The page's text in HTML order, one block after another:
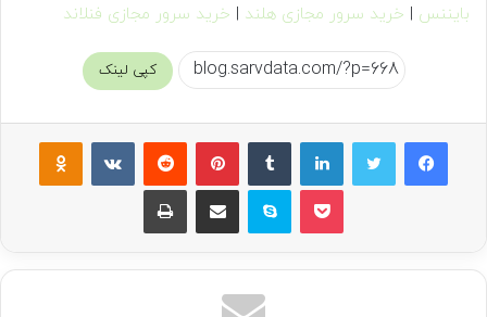
بایننس | خرید سرور مجازی هلند | خرید سرور مجازی فنلاند
کپی لینک
فیسبوک لینکداین پینتریست
پاکت اسکایپ چاپ